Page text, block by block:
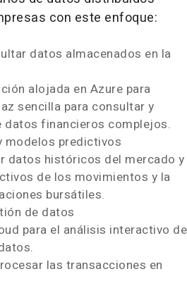
con este enfoque:
datos almacenados en la
alojada en Azure para
sencilla para consultar y
financieros complejos.
modelos predictivos
datos históricos del mercado y
de los movimientos y la
bursátiles.
de datos
para el análisis interactivo de
las transacciones en